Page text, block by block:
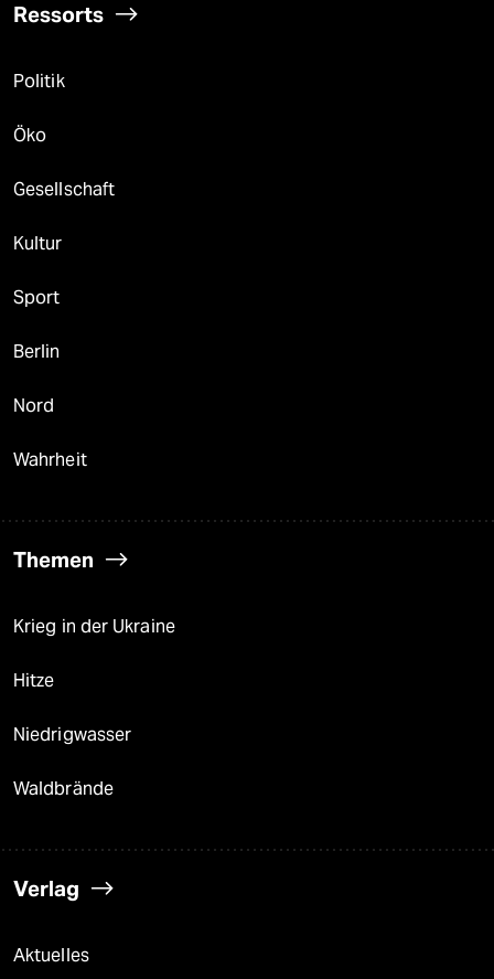
Ressorts
Politik
Öko
Gesellschaft
Kultur
Sport
Berlin
Nord
Wahrheit
Themen
Krieg in der Ukraine
Hitze
Niedrigwasser
Waldbrände
Verlag
Aktuelles